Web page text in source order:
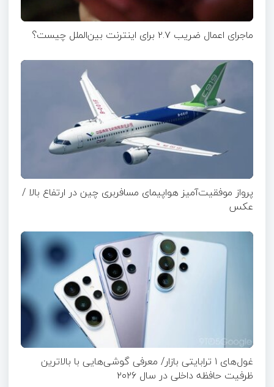
ماجرای اعمال ضریب ۲.۷ برای اینترنت بین‌الملل چیست؟
پرواز موفقیت‌آمیز هواپیمای مسافربری چین در ارتفاع بالا /
عکس
غول‌های ۱ ترابایتی بازار/ معرفی گوشی‌هایی با بالاترین
ظرفیت حافظه داخلی در سال ۲۰۲۶